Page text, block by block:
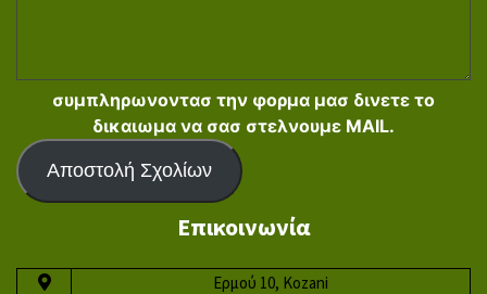
συμπληρωνοντασ την φορμα μασ δινετε το
δικαιωμα να σασ στελνουμε MAIL.
Αποστολή Σχολίων
Επικοινωνία
Ερμού 10, Kozani